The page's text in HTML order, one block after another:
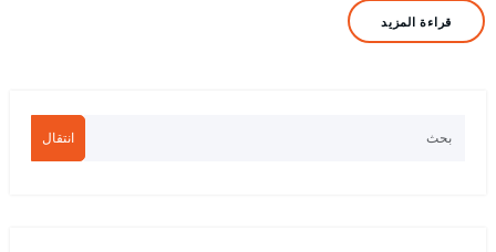
قراءة المزيد
انتقال